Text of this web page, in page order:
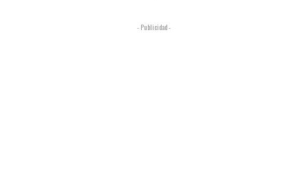
- Publicidad -